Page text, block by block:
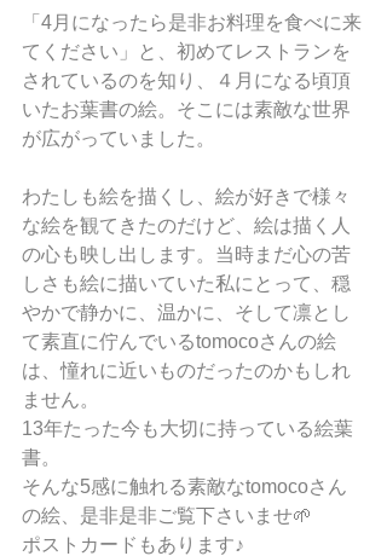
「4月になったら是非お料理を食べに来
てください」と、初めてレストランを
されているのを知り、４月になる頃頂
いたお葉書の絵。そこには素敵な世界
が広がっていました。
わたしも絵を描くし、絵が好きで様々
な絵を観てきたのだけど、絵は描く人
の心も映し出します。当時まだ心の苦
しさも絵に描いていた私にとって、穏
やかで静かに、温かに、そして凛とし
て素直に佇んでいるtomocoさんの絵
は、憧れに近いものだったのかもしれ
ません。
13年たった今も大切に持っている絵葉
書。
そんな5感に触れる素敵なtomocoさん
の絵、是非是非ご覧下さいませ🌱
ポストカードもあります♪